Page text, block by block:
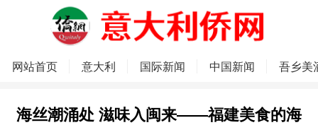
网站首页 意大利 国际新闻 中国新闻 吾乡美
海丝潮涌处 滋味入闽来——福建美食的海